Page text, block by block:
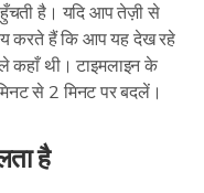
है। यदि आप तेज़ी से
करते हैं कि आप यह देख रहे
कहाँ थी। टाइमलाइन के
से 2 मिनट पर बदलें।
है